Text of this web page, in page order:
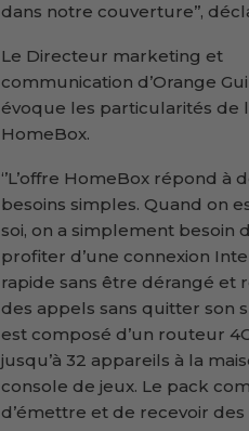
dans notre couverture’’,
Le Directeur marketing et
communication d’Orange
évoque les particularités de
HomeBox.
‘’L’offre HomeBox répond à
besoins simples. Quand on
soi, on a simplement besoin
profiter d’une connexion
rapide sans être dérangé et
des appels sans quitter son
est composé d’un routeur
jusqu’à 32 appareils à la
console de jeux. Le pack
d’émettre et de recevoir des